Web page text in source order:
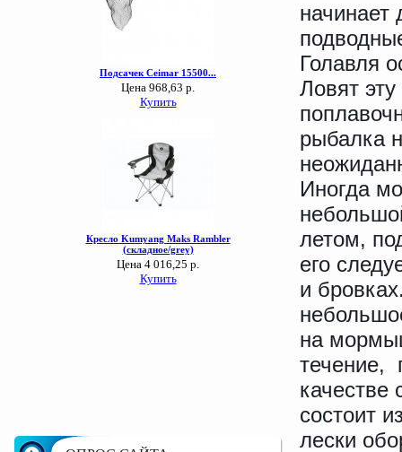
начинает
Голавля
Ловят
рыбалка
Иногда
летом,
его
и
на
течение,
качестве
состоит
лески